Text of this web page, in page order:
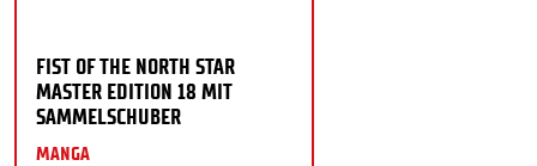
FIST OF THE NORTH STAR
MASTER EDITION 18 MIT
SAMMELSCHUBER
MANGA